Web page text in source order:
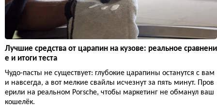
Лучшие средства от царапин на кузове: реальное сравнени
е и итоги теста
Чудо-пасты не существует: глубокие царапины останутся с вам
и навсегда, а вот мелкие свайлы исчезнут за пять минут. Пров
ерили на реальном Porsche, чтобы маркетинг не обманул ваш
кошелёк.